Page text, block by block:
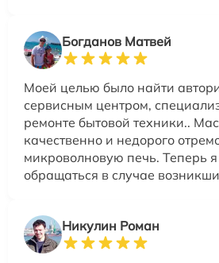
Богданов Матвей
Моей целью было найти
сервисным центром,
ремонте бытовой техники..
качественно и недорого
микроволновую печь. Теперь
обращаться в случае
Никулин Роман